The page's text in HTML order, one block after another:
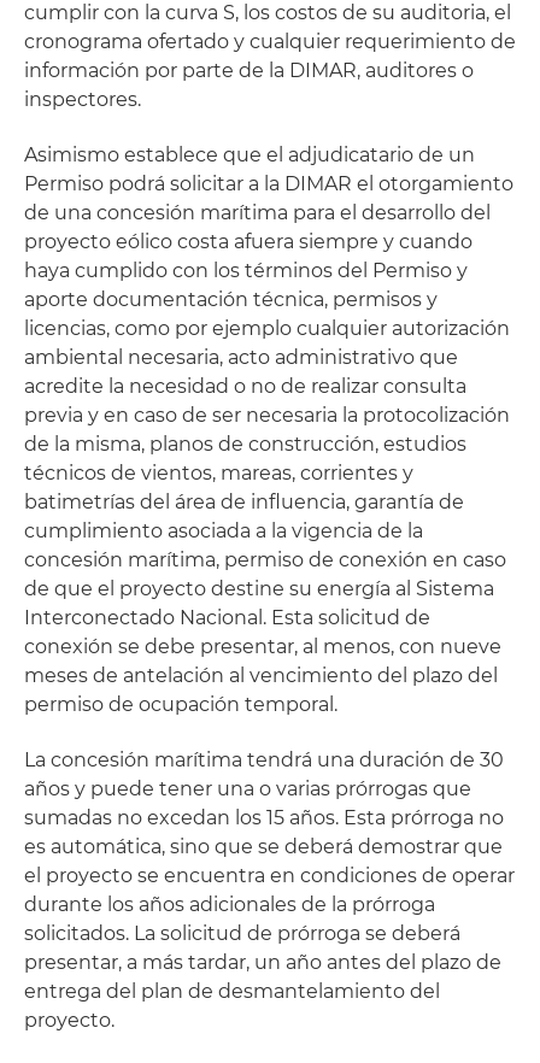
cumplir con la curva S, los costos de su auditoria, el
cronograma ofertado y cualquier requerimiento de
información por parte de la DIMAR, auditores o
inspectores.
Asimismo establece que el adjudicatario de un
Permiso podrá solicitar a la DIMAR el otorgamiento
de una concesión marítima para el desarrollo del
proyecto eólico costa afuera siempre y cuando
haya cumplido con los términos del Permiso y
aporte documentación técnica, permisos y
licencias, como por ejemplo cualquier autorización
ambiental necesaria, acto administrativo que
acredite la necesidad o no de realizar consulta
previa y en caso de ser necesaria la protocolización
de la misma, planos de construcción, estudios
técnicos de vientos, mareas, corrientes y
batimetrías del área de influencia, garantía de
cumplimiento asociada a la vigencia de la
concesión marítima, permiso de conexión en caso
de que el proyecto destine su energía al Sistema
Interconectado Nacional. Esta solicitud de
conexión se debe presentar, al menos, con nueve
meses de antelación al vencimiento del plazo del
permiso de ocupación temporal.
La concesión marítima tendrá una duración de 30
años y puede tener una o varias prórrogas que
sumadas no excedan los 15 años. Esta prórroga no
es automática, sino que se deberá demostrar que
el proyecto se encuentra en condiciones de operar
durante los años adicionales de la prórroga
solicitados. La solicitud de prórroga se deberá
presentar, a más tardar, un año antes del plazo de
entrega del plan de desmantelamiento del
proyecto.